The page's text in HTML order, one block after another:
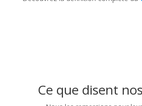
Ce que disent